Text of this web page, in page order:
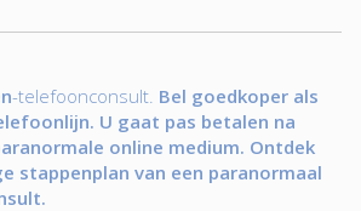
-telefoonconsult. Bel goedkoper als
U gaat pas betalen na
online medium. Ontdek
stappenplan van een paranormaal